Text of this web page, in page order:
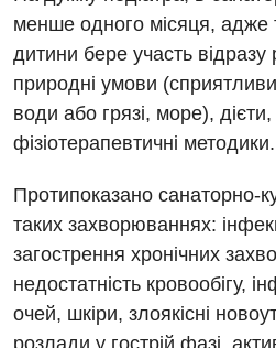
Відділення інтенсивної терапії
Відділення кардіосудинної
Відділення невідкладних
Гастроентерологія
Гінекологічне відділення
Денний стаціонар
Дерматовенерологія
менше одного місяця, адже
дитини бере участь відразу
природні умови
води або грязі, море),
фізіотерапевтичні методики.
Протипоказано санаторно-
таких захворюваннях:
загострення хронічних
недостатність кровообігу,
очей, шкіри, злоякісні
розлади у гострій фазі,